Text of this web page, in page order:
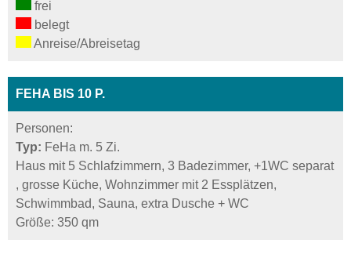
frei
belegt
Anreise/Abreisetag
FEHA BIS 10 P.
Personen:
Typ: FeHa m. 5 Zi.
Haus mit 5 Schlafzimmern, 3 Badezimmer, +1WC separat
, grosse Küche, Wohnzimmer mit 2 Essplätzen,
Schwimmbad, Sauna, extra Dusche + WC
Größe: 350 qm